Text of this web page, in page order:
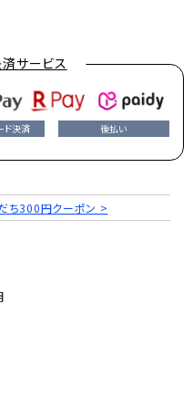
サービス
ド決済 後払い
ち300円クーポン >
明